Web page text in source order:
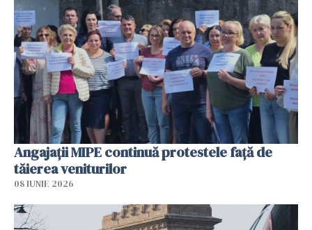
Angajaţii MIPE continuă protestele faţă de
tăierea veniturilor
08 IUNIE 2026